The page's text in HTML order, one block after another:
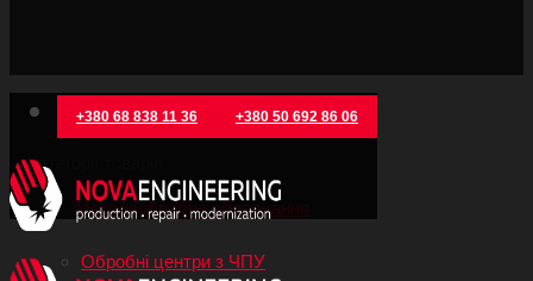
+380 68 838 11 36 +380 50 692 86 06
Категорії товарів
Металообробне обладнання
Обробні центри з ЧПУ